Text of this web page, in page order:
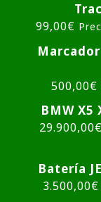
99,00€
500,00€
BMW X5
29.900,00€
Batería
3.500,00€